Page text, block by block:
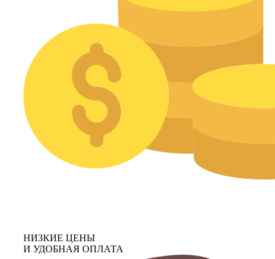
НИЗКИЕ ЦЕНЫ
И УДОБНАЯ ОПЛАТА